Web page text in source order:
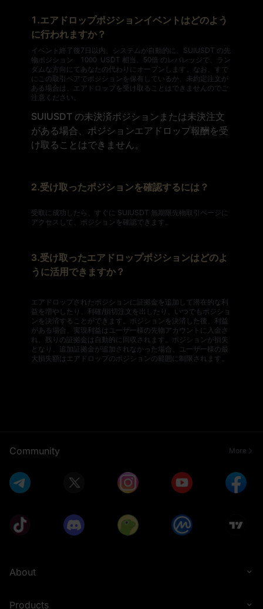
1.エアドロップポジションイベントはどのよう
に行われますか？
イベント終了後7日以内、システムが自動的に、SUIUSDT の先
物ポジション 1000 USDT 相当、50倍 のレバレッジで、ラン
ダムな方向にてあなたの代わりにオープンします。なお、すで
にこの取引ペアでポジションを保有しているか、未約定注文が
ある場合は、エアドロップを受け取ることはできませんのでご
注意ください。
SUIUSDT の未決済ポジションまたは未決注文
がある場合、ポジションエアドロップ報酬を受
け取ることはできません。
2.受け取ったポジションを確認するには？
受取に成功したら、すぐに SUIUSDT 無期限先物取引ページに
アクセスして、ポジションを確認できます。
3.受け取ったエアドロップポジションはどのよ
うに活用できますか？
エアドロップされたポジションに証拠金を追加して潜在的な利
益を増やしたり、利確/損切注文を出したり、いつでもポジショ
ンを決済することができます。ポジションを決済した後、利益
がある場合、実現利益はユーザー様の先物アカウントに入金さ
れ、残りの証拠金は自動的に回収されます。ポジションが損失
となり、追加証拠金が追加されなかった場合、ユーザー様の最
大損失額はエアドロップのポジションの範囲に制限されます。
Community More
About
Products